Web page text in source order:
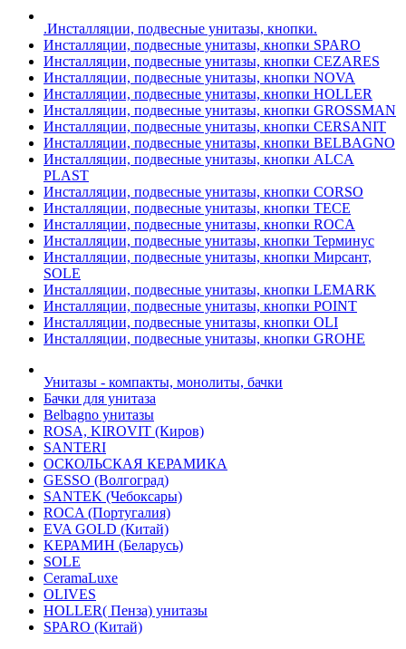
.Инсталляции, подвесные унитазы, кнопки.
Инсталляции, подвесные унитазы, кнопки SPARO
Инсталляции, подвесные унитазы, кнопки CEZARES
Инсталляции, подвесные унитазы, кнопки NOVA
Инсталляции, подвесные унитазы, кнопки HOLLER
Инсталляции, подвесные унитазы, кнопки GROSSMAN
Инсталляции, подвесные унитазы, кнопки CERSANIT
Инсталляции, подвесные унитазы, кнопки BELBAGNO
Инсталляции, подвесные унитазы, кнопки ALCA
PLAST
Инсталляции, подвесные унитазы, кнопки CORSO
Инсталляции, подвесные унитазы, кнопки TECE
Инсталляции, подвесные унитазы, кнопки ROCA
Инсталляции, подвесные унитазы, кнопки Терминус
Инсталляции, подвесные унитазы, кнопки Мирсант,
SOLE
Инсталляции, подвесные унитазы, кнопки LEMARK
Инсталляции, подвесные унитазы, кнопки POINT
Инсталляции, подвесные унитазы, кнопки OLI
Инсталляции, подвесные унитазы, кнопки GROHE
Унитазы - компакты, монолиты, бачки
Бачки для унитаза
Belbagno унитазы
ROSA, KIROVIT (Киров)
SANTERI
ОСКОЛЬСКАЯ КЕРАМИКА
GESSO (Волгоград)
SANTEK (Чебоксары)
ROCA (Португалия)
EVA GOLD (Китай)
KЕРАМИН (Беларусь)
SOLE
CeramaLuxe
OLIVES
HOLLER( Пенза) унитазы
SPARO (Китай)